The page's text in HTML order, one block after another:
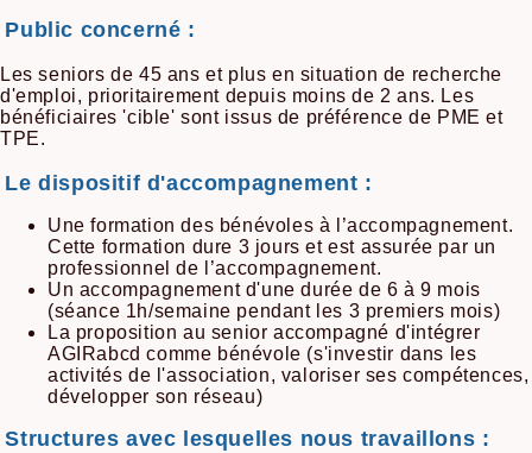
Public concerné :
Les seniors de 45 ans et plus en situation de recherche
d'emploi, prioritairement depuis moins de 2 ans. Les
bénéficiaires 'cible' sont issus de préférence de PME et
TPE.
Le dispositif d'accompagnement :
Une formation des bénévoles à l’accompagnement.
Cette formation dure 3 jours et est assurée par un
professionnel de l’accompagnement.
Un accompagnement d'une durée de 6 à 9 mois
(séance 1h/semaine pendant les 3 premiers mois)
La proposition au senior accompagné d'intégrer
AGIRabcd comme bénévole (s'investir dans les
activités de l'association, valoriser ses compétences,
développer son réseau)
Structures avec lesquelles nous travaillons :